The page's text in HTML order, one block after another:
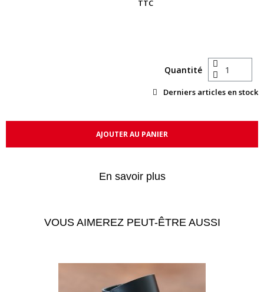
TTC
Quantité
Derniers articles en stock
AJOUTER AU PANIER
En savoir plus
VOUS AIMEREZ PEUT-ÊTRE AUSSI